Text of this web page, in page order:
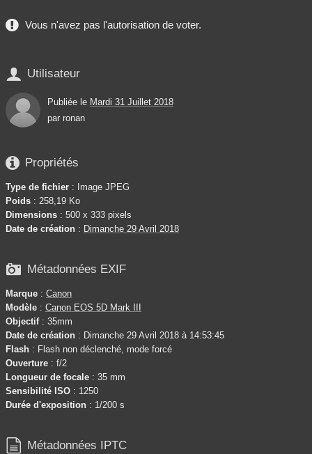
Vous n'avez pas l'autorisation de voter.
 Utilisateur
Publiée le Mardi 31 Juillet 2018
par ronan
 Propriétés
Type de fichier : Image JPEG
Poids : 258,19 Ko
Dimensions : 500 x 333 pixels
Date de création : Dimanche 29 Avril 2018
 Métadonnées EXIF
Marque : Canon
Modèle : Canon EOS 5D Mark III
Objectif: 35mm
Date de création : Dimanche 29 Avril 2018 à 14:53:45
Flash : Flash non déclenché, mode forcé
Ouverture : f/2
Longueur de focale : 35 mm
Sensibilité ISO : 1250
Durée d'exposition : 1/200 s
 Métadonnées IPTC